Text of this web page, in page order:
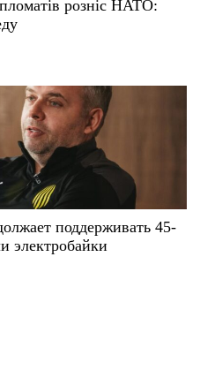
розніс НАТО:
поддерживать 45-
электробайки